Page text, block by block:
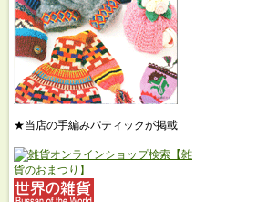
★当店の手編みパティックが掲載